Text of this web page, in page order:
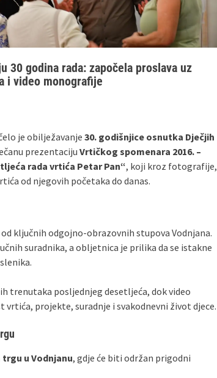
30 godina rada: započela proslava uz
i video monografije
je obilježavanje 30. godišnjice osnutka Dječjih
prezentaciju Vrtičkog spomenara 2016. –
rada vrtića Petar Pan“, koji kroz fotografije,
od njegovih početaka do danas.
ključnih odgojno‑obrazovnih stupova Vodnjana.
suradnika, a obljetnica je prilika da se istakne
trenutaka posljednjeg desetljeća, dok video
projekte, suradnje i svakodnevni život djece.
u Vodnjanu, gdje će biti održan prigodni